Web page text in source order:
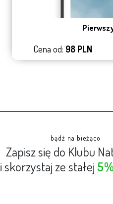
Cena od: 98 PLN
bądź na bieżąco
Zapisz się do Klubu
i skorzystaj ze stałej